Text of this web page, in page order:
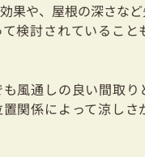
果や、屋根の深さな
検討されていること
風通しの良い間取
関係によって涼しさ